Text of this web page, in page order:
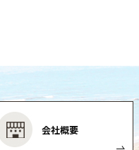
会社概要